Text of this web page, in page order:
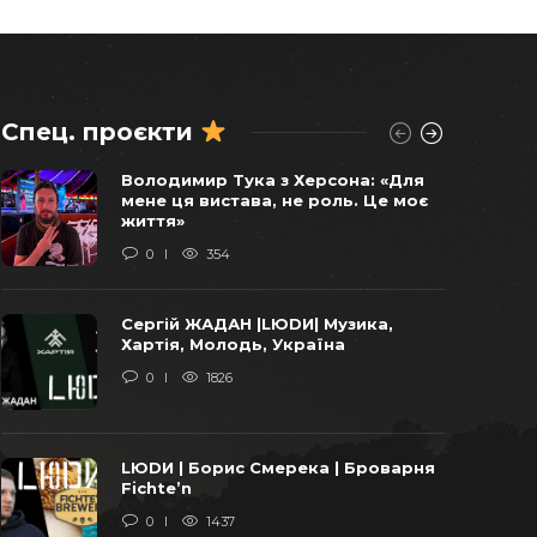
Віктор Балога погоджував
продаж останніх українських
бомбардувальників у 2011 році –
«Віджати» Карпати: уроки бізнесу
У закарпатській громаді
кошти та за завищеними цінами на
Спец. проєкти
Володимир Тука з Херсона: «Для
мене ця вистава, не роль. Це моє
життя»
0 354
Сергій ЖАДАН |LЮDИ| Музика,
Хартія, Молодь, Україна
0 1826
LЮDИ | Борис Смерека | Броварня
Fichte’n
0 1437